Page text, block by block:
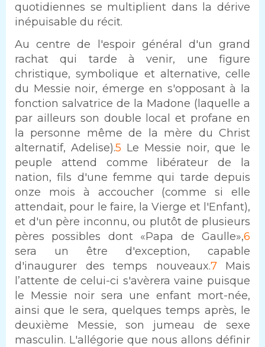
quotidiennes se multiplient dans la dérive
inépuisable du récit.
Au centre de l'espoir général d'un grand
rachat qui tarde à venir, une figure
christique, symbolique et alternative, celle
du Messie noir, émerge en s'opposant à la
fonction salvatrice de la Madone (laquelle a
par ailleurs son double local et profane en
la personne même de la mère du Christ
alternatif, Adelise).5 Le Messie noir, que le
peuple attend comme libérateur de la
nation, fils d'une femme qui tarde depuis
onze mois à accoucher (comme si elle
attendait, pour le faire, la Vierge et l'Enfant),
et d'un père inconnu, ou plutôt de plusieurs
pères possibles dont «Papa de Gaulle»,6
sera un être d'exception, capable
d'inaugurer des temps nouveaux.7Mais
l’attente de celui-ci s'avèrera vaine puisque
le Messie noir sera une enfant mort-née,
ainsi que le sera, quelques temps après, le
deuxième Messie, son jumeau de sexe
masculin. L'allégorie que nous allons définir